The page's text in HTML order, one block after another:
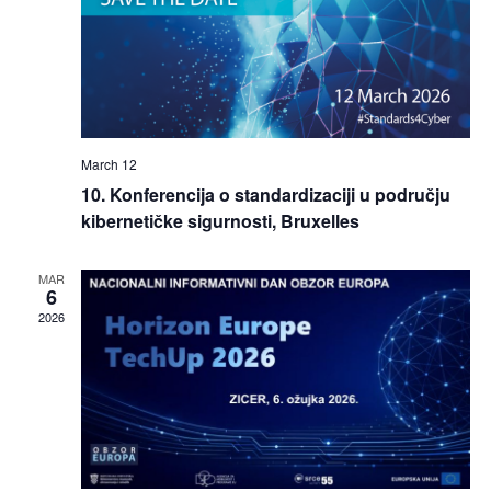
March 12
10. Konferencija o standardizaciji u području
kibernetičke sigurnosti, Bruxelles
MAR
6
2026